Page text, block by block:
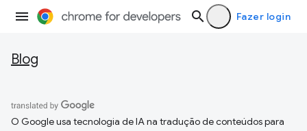
Fazer login
Blog
O Google usa tecnologia de IA na tradução de conteúdos para